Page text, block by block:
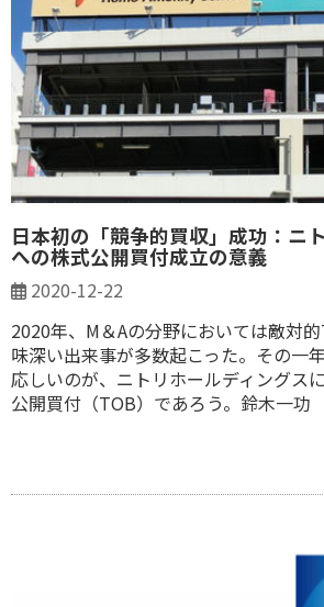
日本初の「競争的買収」成功：ニ
への株式公開買付成立の意義
2020-12-22
2020年、M＆Aの分野においては敵対
味深い出来事が多数起こった。その一
応しいのが、ニトリホールディングス
公開買付（TOB）であろう。鈴木一功